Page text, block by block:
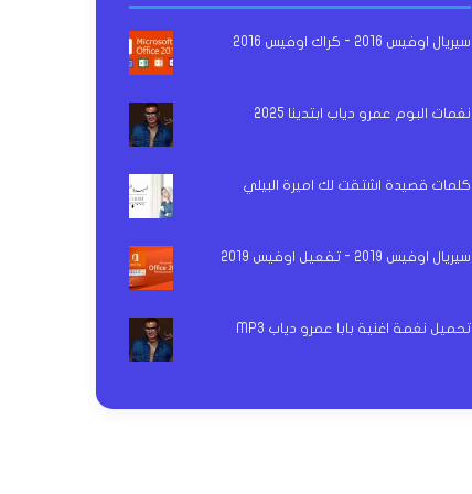
سيريال اوفيس 2016 - كراك اوفيس 2016
نغمات البوم عمرو دياب ابتدينا 2025
كلمات قصيدة اشتقت لك اميرة البيلي
سيريال اوفيس 2019 - تفعيل اوفيس 2019
تحميل نغمة اغنية بابا عمرو دياب MP3